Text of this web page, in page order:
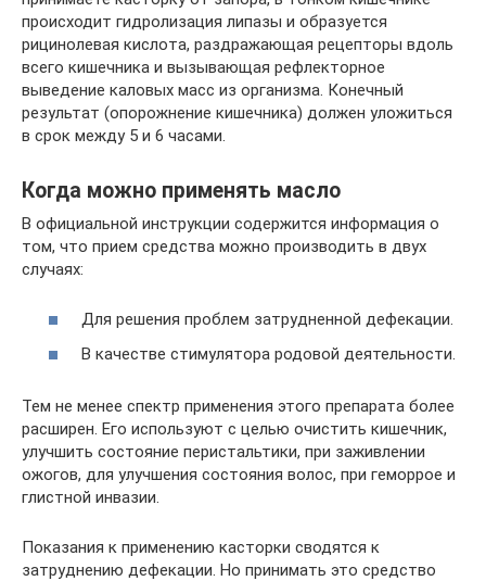
происходит гидролизация липазы и образуется
рицинолевая кислота, раздражающая рецепторы вдоль
всего кишечника и вызывающая рефлекторное
выведение каловых масс из организма. Конечный
результат (опорожнение кишечника) должен уложиться
в срок между 5 и 6 часами.
Когда можно применять масло
В официальной инструкции содержится информация о
том, что прием средства можно производить в двух
случаях:
Для решения проблем затрудненной дефекации.
В качестве стимулятора родовой деятельности.
Тем не менее спектр применения этого препарата более
расширен. Его используют с целью очистить кишечник,
улучшить состояние перистальтики, при заживлении
ожогов, для улучшения состояния волос, при геморрое и
глистной инвазии.
Показания к применению касторки сводятся к
затруднению дефекации. Но принимать это средство